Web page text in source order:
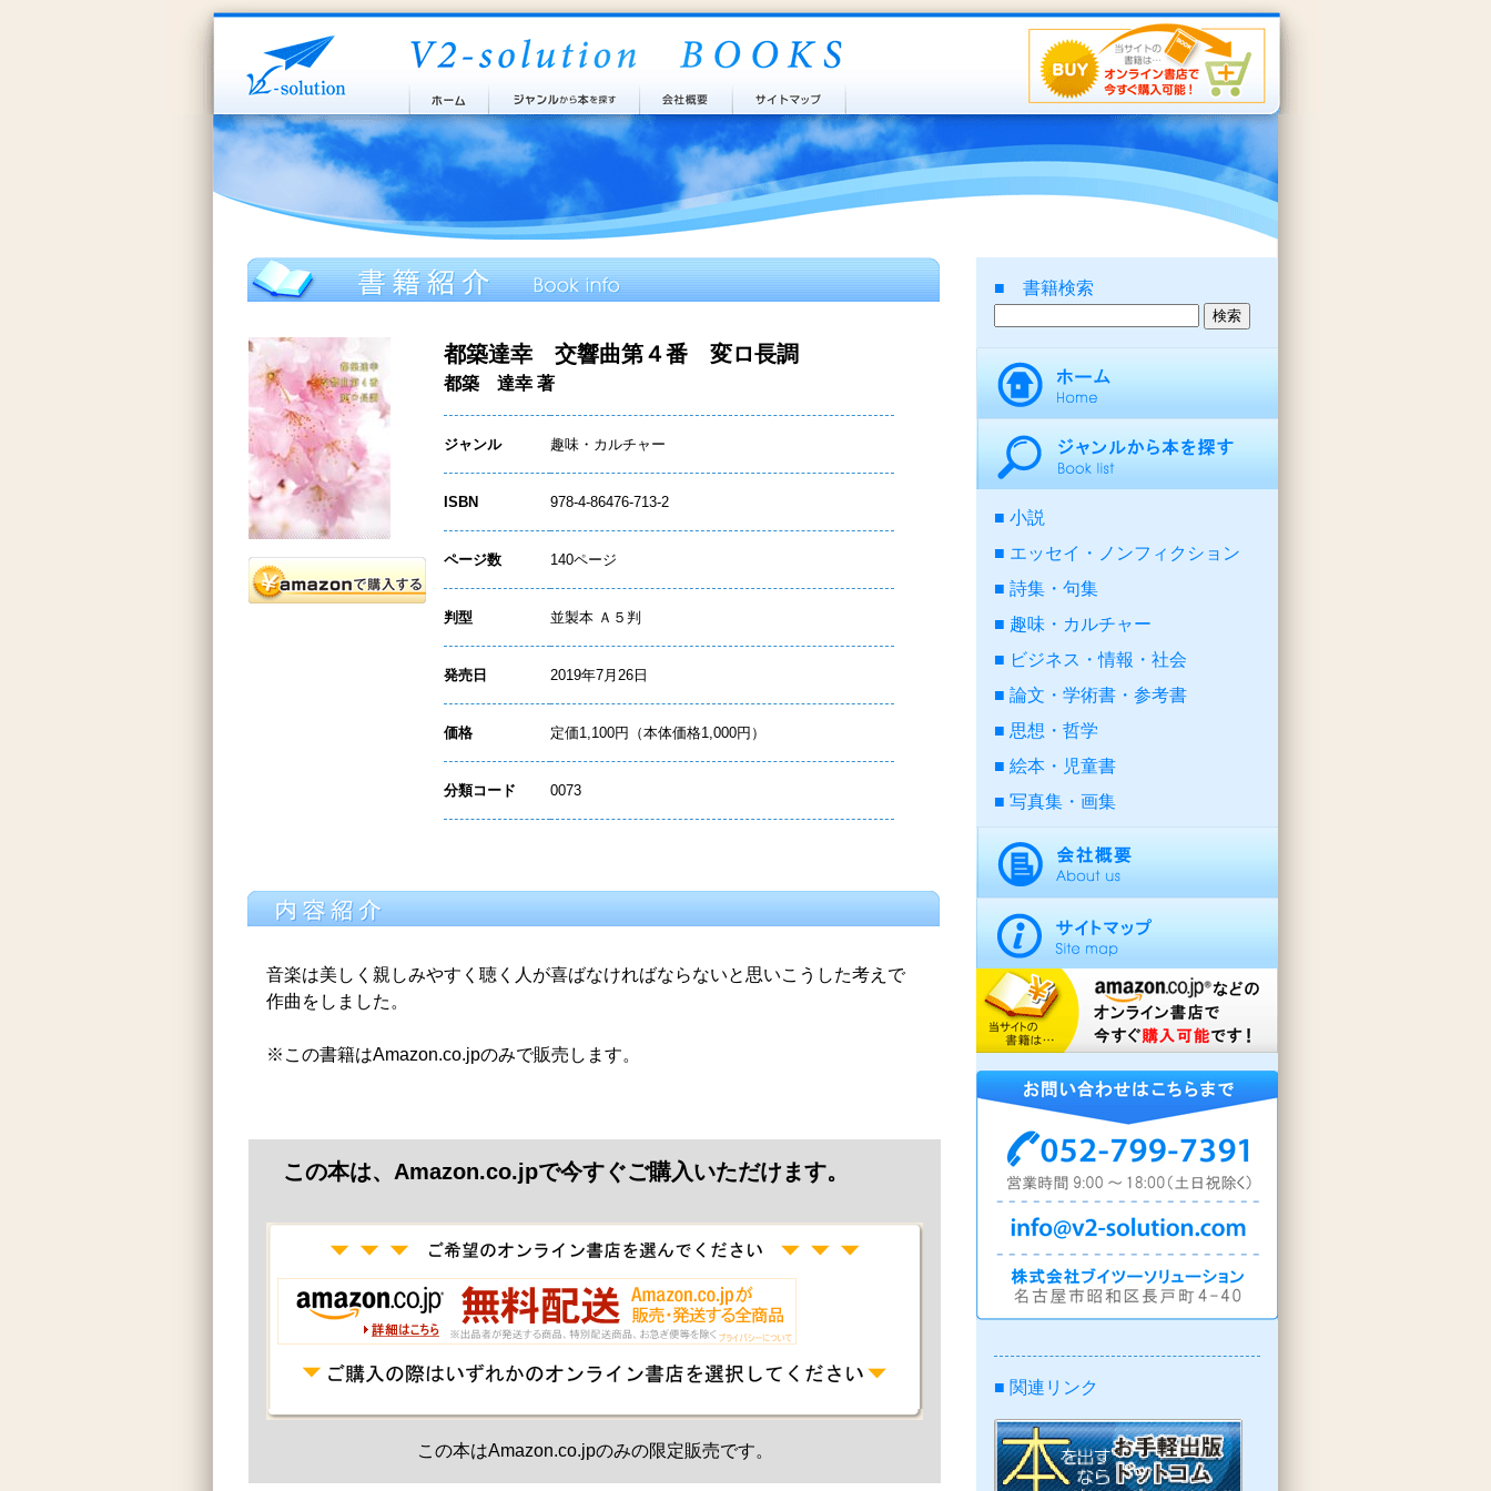
都築達幸 交響曲第４番 変ロ長調
都築 達幸 著
ジャンル 趣味・カルチャー
ISBN 978-4-86476-713-2
ページ数 140ページ
判型 並製本 Ａ５判
発売日 2019年7月26日
価格 定価1,100円（本体価格1,000円）
分類コード 0073
音楽は美しく親しみやすく聴く人が喜ばなければならないと思いこうした考えで
作曲をしました。
※この書籍はAmazon.co.jpのみで販売します。
この本は、Amazon.co.jpで今すぐご購入いただけます。
この本はAmazon.co.jpのみの限定販売です。
■ 書籍検索
小説
エッセイ・ノンフィクション
詩集・句集
趣味・カルチャー
ビジネス・情報・社会
論文・学術書・参考書
思想・哲学
絵本・児童書
写真集・画集
■ 関連リンク